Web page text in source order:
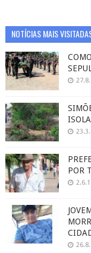
NOTÍCIAS MAIS
POR